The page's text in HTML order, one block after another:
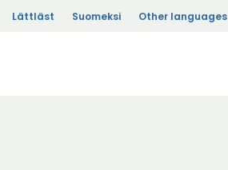
Lättläst Suomeksi Other languages